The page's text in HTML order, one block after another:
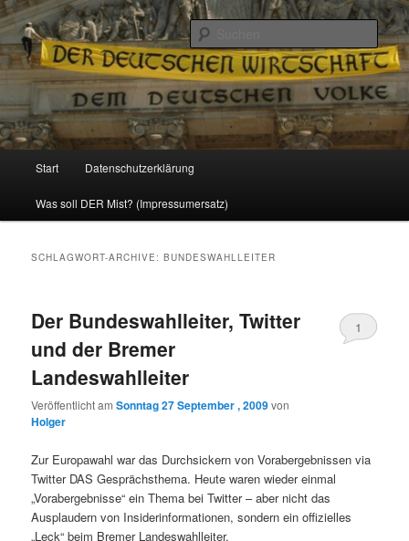
Reizzentrum
Politik, Wirtschaft, Soziales und Gesellschaft
Zum
Inhalt
Zum
sekundären
Start Datenschutzerklärung
Was soll DER Mist? (Impressumersatz)
SCHLAGWORT-ARCHIVE:BUNDESWAHLLEITER
Der Bundeswahlleiter, Twitter
und der Bremer
Landeswahlleiter
Veröffentlicht amSonntag 27 September , 2009von
Holger
1
Zur Europawahl war das Durchsickern von Vorabergebnissen via
Twitter DAS Gesprächsthema. Heute waren wieder einmal
„Vorabergebnisse“ ein Thema bei Twitter – aber nicht das
Ausplaudern von Insiderinformationen, sondern ein offizielles
„Leck“ beim Bremer Landeswahlleiter.